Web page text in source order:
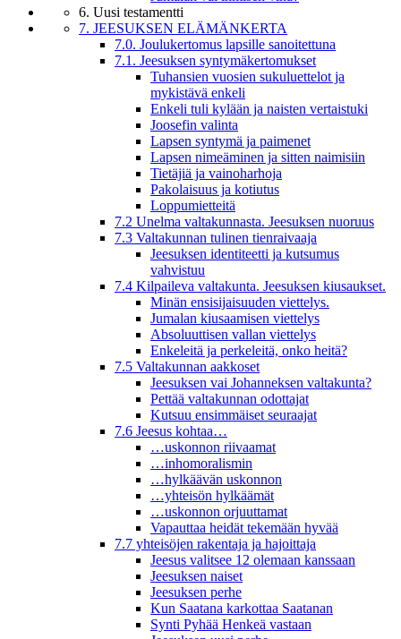
6. Uusi testamentti
7. JEESUKSEN ELÄMÄNKERTA
7.0. Joulukertomus lapsille sanoitettuna
7.1. Jeesuksen syntymäkertomukset
Tuhansien vuosien sukuluettelot ja
mykistävä enkeli
Enkeli tuli kylään ja naisten vertaistuki
Joosefin valinta
Lapsen syntymä ja paimenet
Lapsen nimeäminen ja sitten naimisiin
Tietäjiä ja vainoharhoja
Pakolaisuus ja kotiutus
Loppumietteitä
7.2 Unelma valtakunnasta. Jeesuksen nuoruus
7.3 Valtakunnan tulinen tienraivaaja
Jeesuksen identiteetti ja kutsumus
vahvistuu
7.4 Kilpaileva valtakunta. Jeesuksen kiusaukset.
Minän ensisijaisuuden viettelys.
Jumalan kiusaamisen viettelys
Absoluuttisen vallan viettelys
Enkeleitä ja perkeleitä, onko heitä?
7.5 Valtakunnan aakkoset
Jeesuksen vai Johanneksen valtakunta?
Pettää valtakunnan odottajat
Kutsuu ensimmäiset seuraajat
7.6 Jeesus kohtaa…
…uskonnon riivaamat
…inhomoralismin
…hylkäävän uskonnon
…yhteisön hylkäämät
…uskonnon orjuuttamat
Vapauttaa heidät tekemään hyvää
7.7 yhteisöjen rakentaja ja hajoittaja
Jeesus valitsee 12 olemaan kanssaan
Jeesuksen naiset
Jeesuksen perhe
Kun Saatana karkottaa Saatanan
Synti Pyhää Henkeä vastaan